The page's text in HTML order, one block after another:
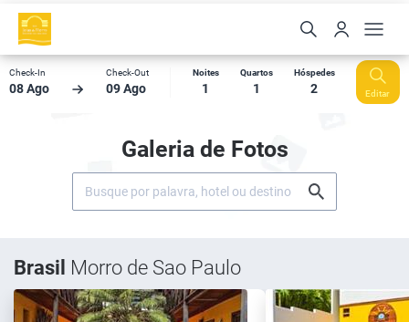
Check-In
08 Ago
Check-Out
09 Ago
Noites
1
Quartos
1
Hóspedes
2 Editar
Galeria de Fotos
Brasil Morro de Sao Paulo